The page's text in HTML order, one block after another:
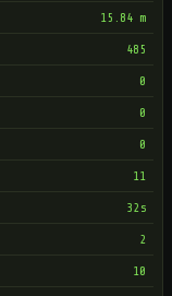
15.84 m
485
0
0
0
11
32s
2
10